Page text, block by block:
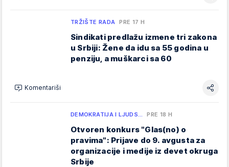
TRŽIŠTE RADA PRE 17 H
Sindikati predlažu izmene tri zakona
u Srbiji: Žene da idu sa 55 godina u
penziju, a muškarci sa 60
Komentariši
DEMOKRATIJA I LJUDS… PRE 18 H
Otvoren konkurs "Glas(no) o
pravima": Prijave do 9. avgusta za
organizacije i medije iz devet okruga
Srbije